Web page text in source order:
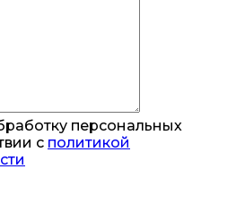
персональных
с политикой